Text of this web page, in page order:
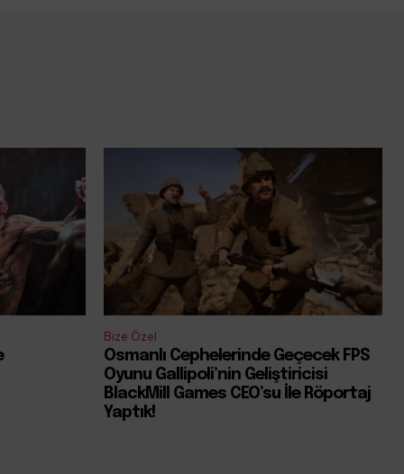
Bize Özel
Osmanlı Cephelerinde Geçecek FPS
Oyunu Gallipoli’nin Geliştiricisi
BlackMill Games CEO’su İle Röportaj
Yaptık!